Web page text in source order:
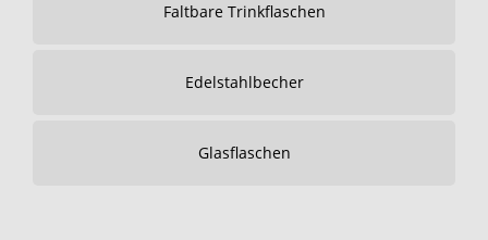
Faltbare Trinkflaschen
Edelstahlbecher
Glasflaschen